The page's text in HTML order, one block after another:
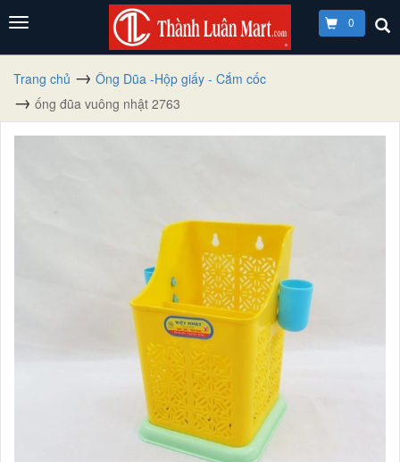
0
Trang chủ
Ông Dũa -Hộp giấy - Cắm cốc
ống đũa vuông nhật 2763